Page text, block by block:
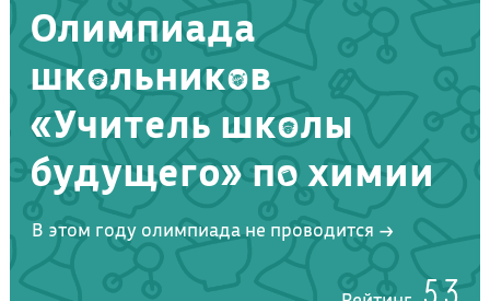
Олимпиада
школьников
«Учитель школы
будущего» по химии
В этом году олимпиада не проводится →
5,3